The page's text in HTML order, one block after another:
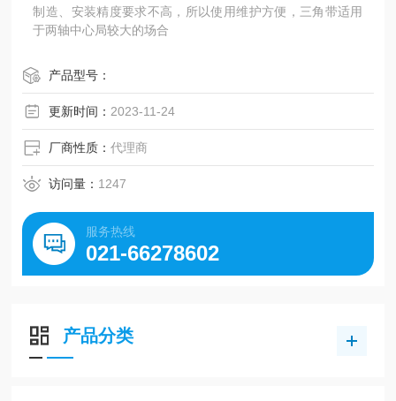
制造、安装精度要求不高，所以使用维护方便，三角带适用
于两轴中心局较大的场合
产品型号：
更新时间： 2023-11-24
厂商性质：代理商
访问量： 1247
服务热线
021-66278602
产品分类